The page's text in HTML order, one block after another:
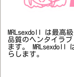
MRLsexdoll は最高
品質のヘンタイラ
ます。 MRLsexdoll
らします。